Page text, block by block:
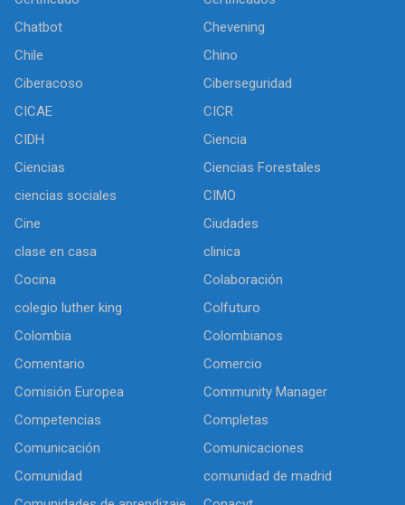
Chatbot
Chevening
Chile
Chino
Ciberacoso
Ciberseguridad
CICAE
CICR
CIDH
Ciencia
Ciencias
Ciencias Forestales
ciencias sociales
CIMO
Cine
Ciudades
clase en casa
clinica
Cocina
Colaboración
colegio luther king
Colfuturo
Colombia
Colombianos
Comentario
Comercio
Comisión Europea
Community Manager
Competencias
Completas
Comunicación
Comunicaciones
Comunidad
comunidad de madrid